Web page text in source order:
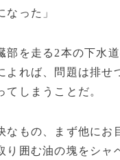
なった」
を走る2本の下水
よれば、問題は排
てしまうことだ。
なもの、まず他に
り囲む油の塊をシャ